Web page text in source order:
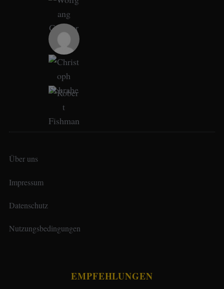
Über uns
Impressum
Datenschutz
Nutzungsbedingungen
EMPFEHLUNGEN